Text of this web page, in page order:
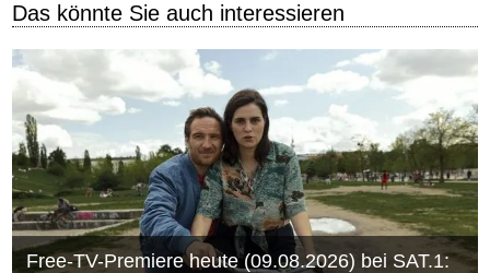
Das könnte Sie auch interessieren
Free-TV-Premiere heute (09.08.2026) bei SAT.1: